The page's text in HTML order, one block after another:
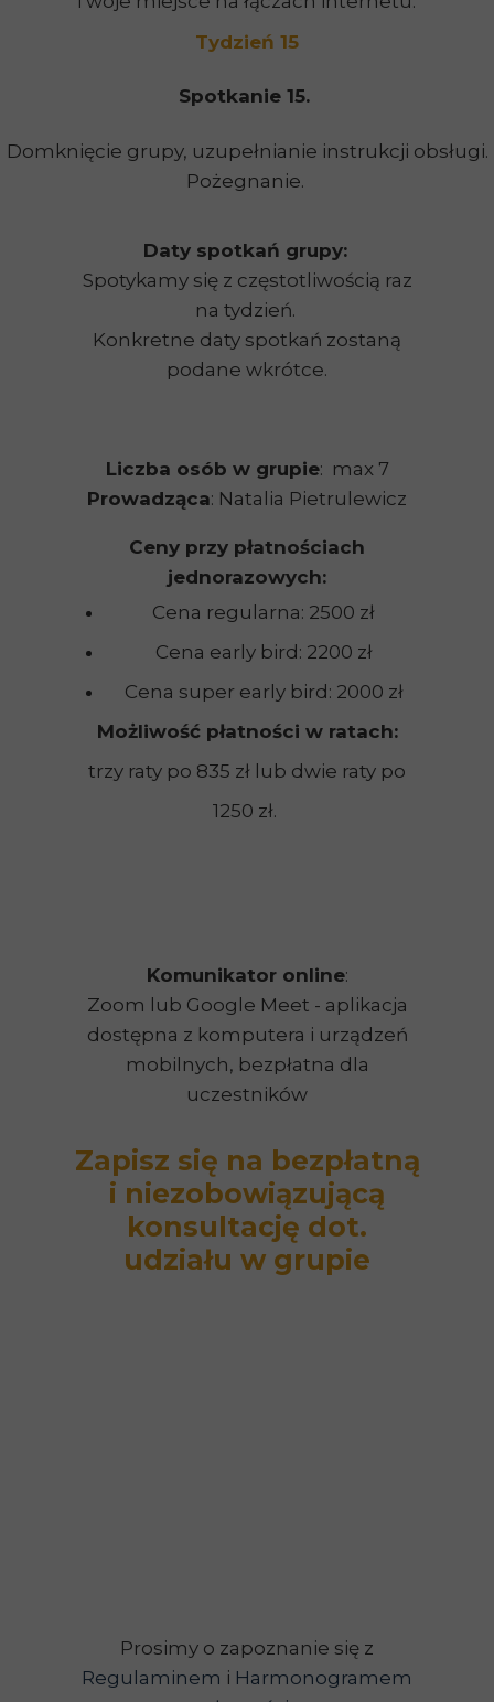
Tydzień 15
Zapisz się na bezpłatną
i niezobowiązującą
konsultację dot.
udziału w grupie
Prosimy o zapoznanie się z
Regulaminem i Harmonogramem
Komunikator online:
Zoom lub Google Meet - aplikacja
dostępna z komputera i urządzeń
mobilnych, bezpłatna dla
uczestników
Ceny przy płatnościach
jednorazowych:
Cena regularna: 2500 zł
Cena early bird: 2200 zł
Cena super early bird: 2000 zł
Możliwość płatności w ratach:
trzy raty po 835 zł lub dwie raty po
1250 zł.
Liczba osób w grupie: max 7
Prowadząca: Natalia Pietrulewicz
Spotkanie 15.
Domknięcie grupy, uzupełnianie instrukcji obsługi.
Pożegnanie.
Daty spotkań grupy:
Spotykamy się z częstotliwością raz
na tydzień.
Konkretne daty spotkań zostaną
podane wkrótce.